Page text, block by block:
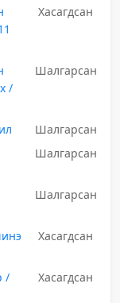
Хасагдсан
/
Шалгарсан
Шалгарсан
Шалгарсан
Шалгарсан
Хасагдсан
/
Хасагдсан